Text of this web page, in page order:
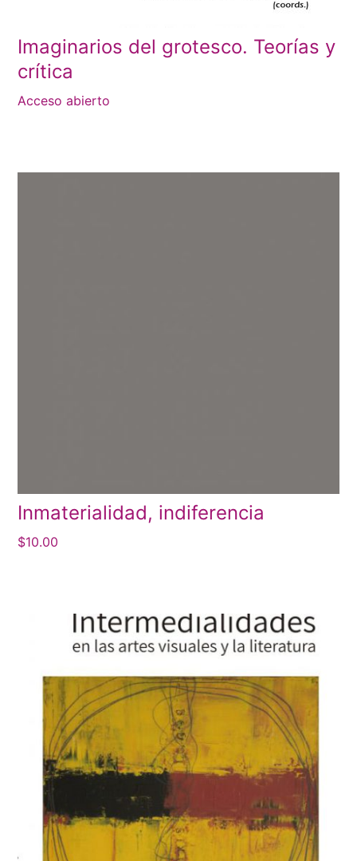
Imaginarios del grotesco. Teorías y
crítica
Acceso abierto
Inmaterialidad, indiferencia
$10.00